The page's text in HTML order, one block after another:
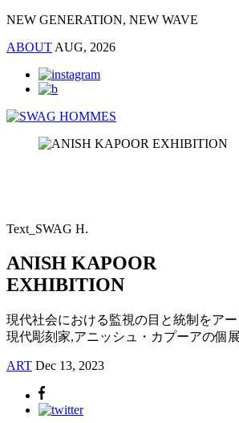
NEW GENERATION, NEW WAVE
ABOUT AUG, 2026
Text_SWAG H.
ANISH KAPOOR
EXHIBITION
現代社会における監視の目と統制をア
現代彫刻家,アニッシュ・カプーアの個展
ART Dec 13, 2023